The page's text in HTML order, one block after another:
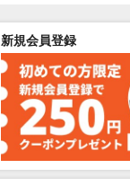
新規会員登録